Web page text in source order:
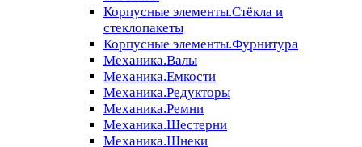
Корпусные элементы.Стёкла и
стеклопакеты
Корпусные элементы.Фурнитура
Механика.Валы
Механика.Емкости
Механика.Редукторы
Механика.Ремни
Механика.Шестерни
Механика.Шнеки